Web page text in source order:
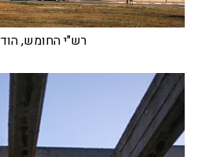
רש"י החומש,